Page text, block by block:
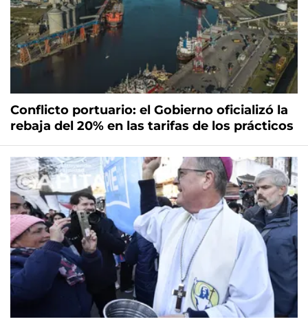
Conflicto portuario: el Gobierno oficializó la
rebaja del 20% en las tarifas de los prácticos